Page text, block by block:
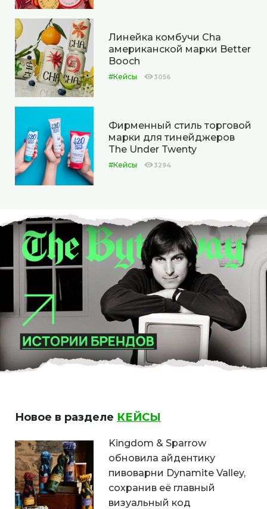
Линейка комбучи Cha
американской марки Better
Booch
#Кейсы 3056
Фирменный стиль торговой
марки для тинейджеров
The Under Twenty
#Кейсы 3294
Новое в разделе КЕЙСЫ
Kingdom & Sparrow
обновила айдентику
пивоварни Dynamite Valley,
сохранив её главный
визуальный код